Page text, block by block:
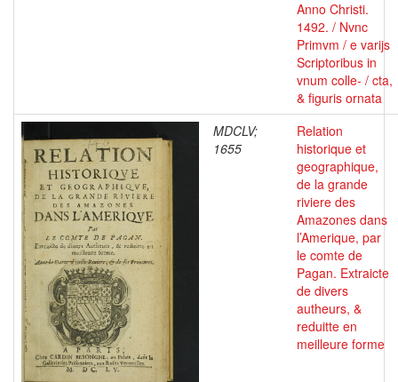
Anno Christi.
1492. / Nvnc
Primvm / e varijs
Scriptoribus in
vnum colle- / cta,
& figuris ornata
MDCLV;
1655
Relation
historique et
geographique,
de la grande
riviere des
Amazones dans
l’Amerique, par
le comte de
Pagan. Extraicte
de divers
autheurs, &
reduitte en
meilleure forme